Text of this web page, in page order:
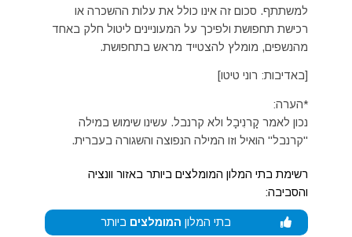
למשתתף. סכום זה אינו כולל את עלות ההשכרה או
רכישת תחפושת ולפיכך על המעוניינים ליטול חלק באחד
מהנשפים, מומלץ להצטייד מראש בתחפושת.
[באדיבות: רוני טיטו]
*הערה:
נכון לאמר קָרנִיבָל ולא קרנבל. עשינו שימוש במילה
"קרנבל" הואיל וזו המילה הנפוצה והשגורה בעברית.
רשימת בתי המלון המומלצים ביותר באזור וונציה
והסביבה:
בתי המלון המומלצים ביותר